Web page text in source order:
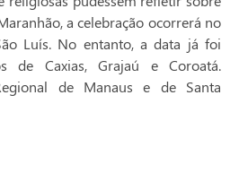
a celebração ocorrerá no
Luís. No entanto, a data já foi
de Caxias, Grajaú e Coroatá.
de Manaus e de Santa